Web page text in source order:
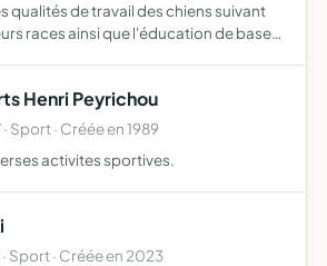
qualités de travail des chiens suivant
races ainsi que l'éducation de base
Henri Peyrichou
Sport · Créée en 1989
activites sportives.
Sport · Créée en 2023